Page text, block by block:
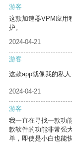
游客
这款加速器VPM应用
护。
2024-04-21
游客
这款app就像我的私
2024-04-21
游客
我一直在寻找一款功
款软件的功能非常强
单，即使是小白也能